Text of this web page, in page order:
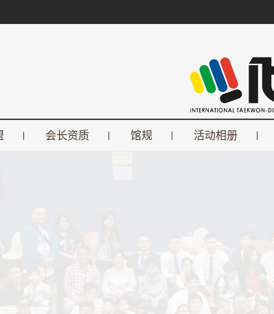
会长资质 馆规 活动相册